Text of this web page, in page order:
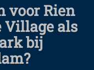
voor Rien
Village als
bij